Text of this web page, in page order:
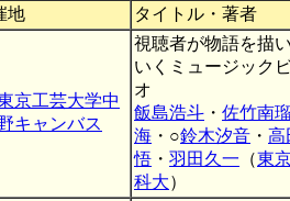
地 タイトル・著者
京工芸大学中
キャンバス
視聴者が物語を描
いくミュージック
オ
飯島浩斗 ・ 佐竹南
海 ・○鈴木汐音 ・ 高
悟 ・ 羽田久一 （東
科大）